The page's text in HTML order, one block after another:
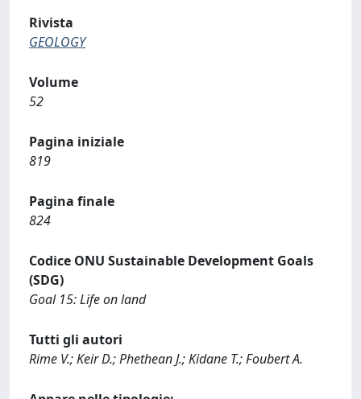
Rivista
GEOLOGY
Volume
52
Pagina iniziale
819
Pagina finale
824
Codice ONU Sustainable Development Goals
(SDG)
Goal 15: Life on land
Tutti gli autori
Rime V.; Keir D.; Phethean J.; Kidane T.; Foubert A.